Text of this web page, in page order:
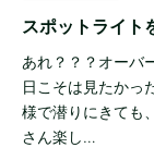
スポットライト
あれ？？？オーバ
日こそは見たかっ
様で潜りにきても
さん楽し…